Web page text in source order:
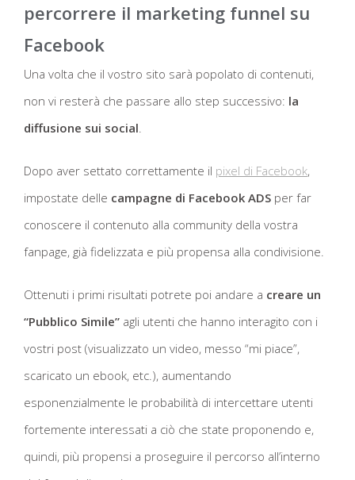
percorrere il marketing funnel su
Facebook
Una volta che il vostro sito sarà popolato di contenuti,
non vi resterà che passare allo step successivo: la
diffusione sui social.
Dopo aver settato correttamente il pixel di Facebook,
impostate delle campagne di Facebook ADS per far
conoscere il contenuto alla community della vostra
fanpage, già fidelizzata e più propensa alla condivisione.
Ottenuti i primi risultati potrete poi andare a creare un
“Pubblico Simile” agli utenti che hanno interagito con i
vostri post (visualizzato un video, messo “mi piace”,
scaricato un ebook, etc.), aumentando
esponenzialmente le probabilità di intercettare utenti
fortemente interessati a ciò che state proponendo e,
quindi, più propensi a proseguire il percorso all’interno